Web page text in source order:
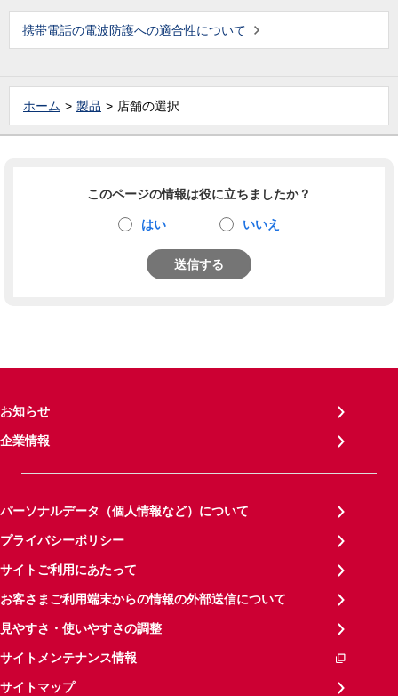
携帯電話の電波防護への適合性について
ホーム 製品 店舗の選択
このページの情報は役に立ちましたか？
はい いいえ
送信する
お知らせ
企業情報
パーソナルデータ（個人情報など）について
プライバシーポリシー
サイトご利用にあたって
お客さまご利用端末からの情報の外部送信について
見やすさ・使いやすさの調整
サイトメンテナンス情報
サイトマップ